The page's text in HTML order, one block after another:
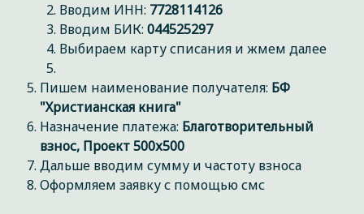
Вводим ИНН: 7728114126
Вводим БИК: 044525297
Выбираем карту списания и жмем далее
Пишем наименование получателя: БФ
"Христианская книга"
Назначение платежа: Благотворительный
взнос, Проект 500х500
Дальше вводим сумму и частоту взноса
Оформляем заявку с помощью смс